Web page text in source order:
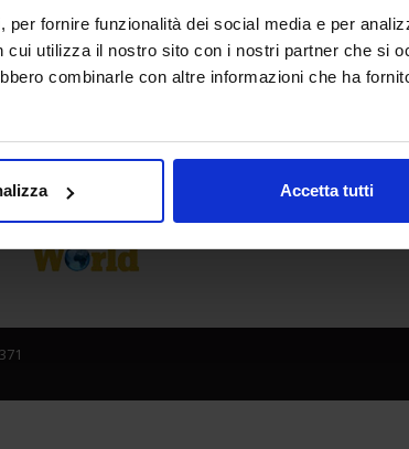
fornire funzionalità dei social media e per
utilizza il nostro sito con i nostri partner che si
combinarle con altre informazioni che ha
Accetta tutti